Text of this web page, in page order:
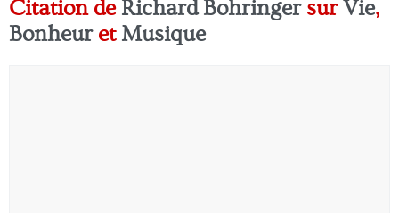
Citation de Richard BohringersurVie,
Bonheuret Musique